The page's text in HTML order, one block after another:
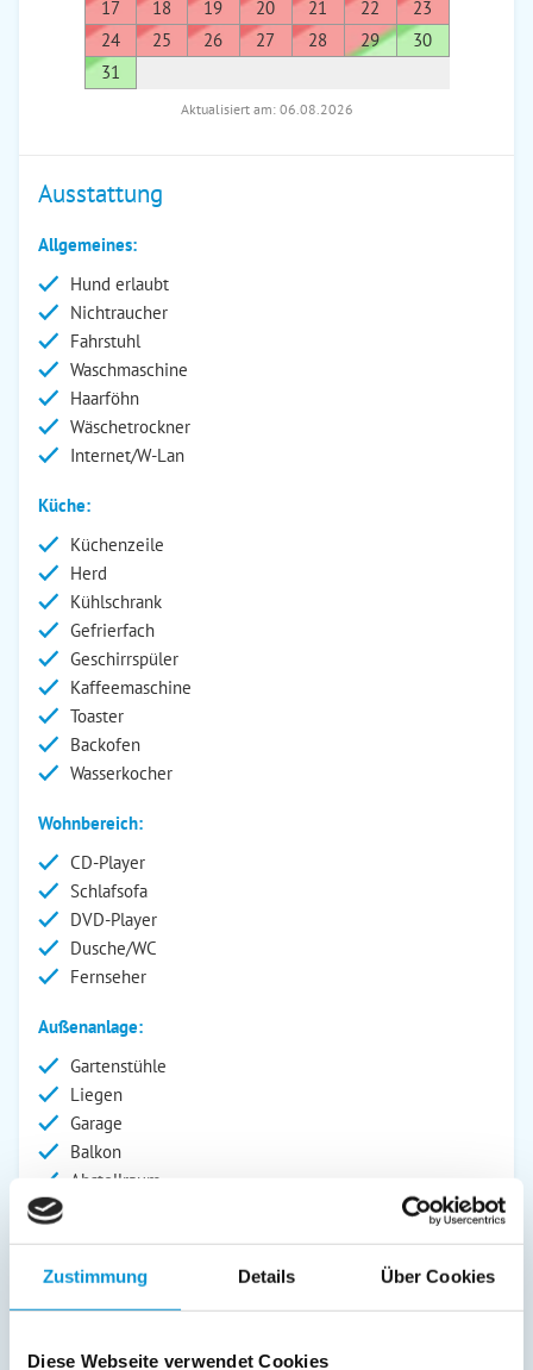
Zustimmung Details Über Cookies
Diese Webseite verwendet Cookies
17
18 19 20 21 22
23
24
25 26 27 28 29
30
31
Aktualisiert am: 06.08.2026
Ausstattung
Allgemeines:
Hund erlaubt
Nichtraucher
Fahrstuhl
Waschmaschine
Haarföhn
Wäschetrockner
Internet/W-Lan
Küche:
Küchenzeile
Herd
Kühlschrank
Gefrierfach
Geschirrspüler
Kaffeemaschine
Toaster
Backofen
Wasserkocher
Wohnbereich:
CD-Player
Schlafsofa
DVD-Player
Dusche/WC
Fernseher
Außenanlage:
Gartenstühle
Liegen
Garage
Balkon
Abstellraum
Service:
Bettwäsche inkl.